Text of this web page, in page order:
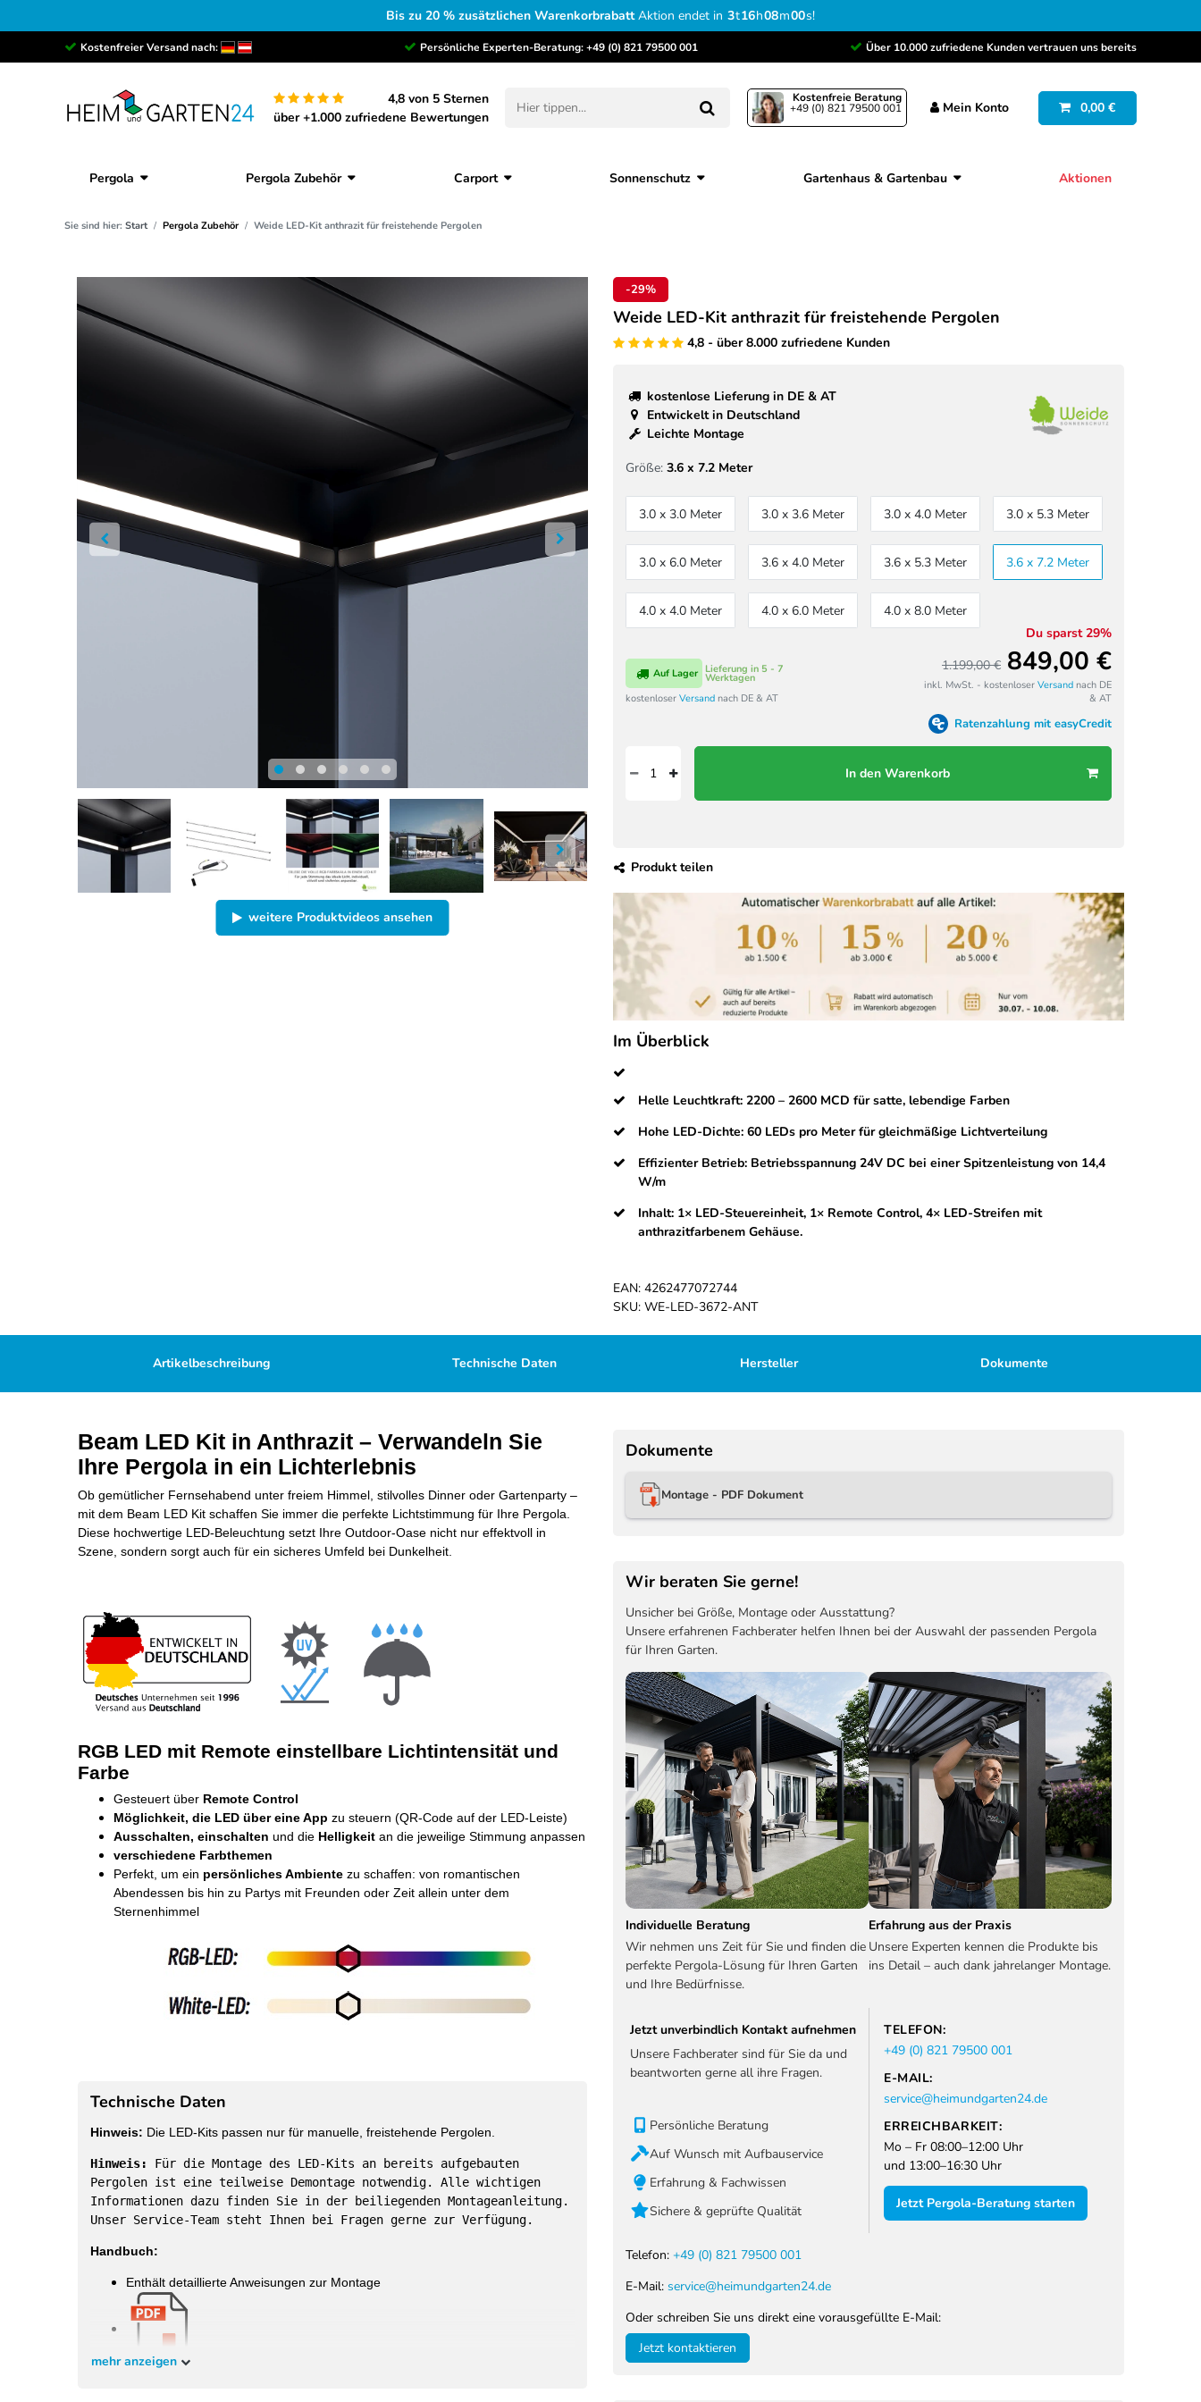
Bis zu 20 % zusätzlichen WarenkorbrabattAktion endet in 3t16h08m00s!
Kostenfreier Versand nach: Persönliche Experten-Beratung:+49 (0) 821 79500 001 Über 10.000 zufriedene Kunden vertrauen uns bereits
4,8 von 5 Sternen
über +1.000 zufriedene Bewertungen
Kostenfreie Beratung
+49 (0) 821 79500 001 Mein Konto 0,00 €
Pergola Pergola Zubehör Carport Sonnenschutz Gartenhaus & Gartenbau Aktionen
Sie sind hier: Start Pergola Zubehör Weide LED-Kit anthrazit für freistehende Pergolen
weitere Produktvideos ansehen
-29%
Weide LED-Kit anthrazit für freistehende Pergolen
4,8 - über 8.000 zufriedene Kunden
kostenlose Lieferung in DE & AT
Entwickelt in Deutschland
Leichte Montage
Größe: 3.6 x 7.2 Meter
3.0 x 3.0 Meter 3.0 x 3.6 Meter 3.0 x 4.0 Meter 3.0 x 5.3 Meter
3.0 x 6.0 Meter 3.6 x 4.0 Meter 3.6 x 5.3 Meter 3.6 x 7.2 Meter
4.0 x 4.0 Meter 4.0 x 6.0 Meter 4.0 x 8.0 Meter
Lieferung in 5 - 7
Werktagen
Auf Lager
kostenloser Versand nach DE & AT
Du sparst 29%
1.199,00 € 849,00 €
inkl. MwSt. - kostenloser Versand nach DE
& AT
Ratenzahlung mit easyCredit
In den Warenkorb
Produkt teilen
Im Überblick
Helle Leuchtkraft: 2200 – 2600 MCD für satte, lebendige Farben
Hohe LED-Dichte: 60 LEDs pro Meter für gleichmäßige Lichtverteilung
Effizienter Betrieb: Betriebsspannung 24V DC bei einer Spitzenleistung von 14,4
W/m
Inhalt: 1× LED-Steuereinheit, 1× Remote Control, 4× LED-Streifen mit
anthrazitfarbenem Gehäuse.
EAN: 4262477072744
SKU: WE-LED-3672-ANT
Artikelbeschreibung Technische Daten Hersteller Dokumente
Beam LED Kit in Anthrazit – Verwandeln Sie
Ihre Pergola in ein Lichterlebnis
Ob gemütlicher Fernsehabend unter freiem Himmel, stilvolles Dinner oder Gartenparty –
mit dem Beam LED Kit schaffen Sie immer die perfekte Lichtstimmung für Ihre Pergola.
Diese hochwertige LED-Beleuchtung setzt Ihre Outdoor-Oase nicht nur effektvoll in
Szene, sondern sorgt auch für ein sicheres Umfeld bei Dunkelheit.
RGB LED mit Remote einstellbare Lichtintensität und
Farbe
Gesteuert über Remote Control
Möglichkeit, die LED über eine App zu steuern (QR-Code auf der LED-Leiste)
Ausschalten, einschalten und die Helligkeit an die jeweilige Stimmung anpassen
verschiedene Farbthemen
Perfekt, um ein persönliches Ambiente zu schaffen: von romantischen
Abendessen bis hin zu Partys mit Freunden oder Zeit allein unter dem
Sternenhimmel
Technische Daten
Hinweis: Die LED-Kits passen nur für manuelle, freistehende Pergolen.
Hinweis:
Für die Montage des LED-Kits an bereits aufgebauten
Pergolen ist eine teilweise Demontage notwendig. Alle wichtigen
Informationen dazu finden Sie in der beiliegenden Montageanleitung.
Unser Service-Team steht Ihnen bei Fragen gerne zur Verfügung.
Handbuch:
Enthält detaillierte Anweisungen zur Montage
mehr anzeigen
Dokumente
Montage - PDF Dokument
Wir beraten Sie gerne!
Unsicher bei Größe, Montage oder Ausstattung?
Unsere erfahrenen Fachberater helfen Ihnen bei der Auswahl der passenden Pergola
für Ihren Garten.
Individuelle Beratung
Wir nehmen uns Zeit für Sie und finden die
perfekte Pergola-Lösung für Ihren Garten
und Ihre Bedürfnisse.
Erfahrung aus der Praxis
Unsere Experten kennen die Produkte bis
ins Detail – auch dank jahrelanger Montage.
Jetzt unverbindlich Kontakt aufnehmen
Unsere Fachberater sind für Sie da und
beantworten gerne all ihre Fragen.
Persönliche Beratung
Auf Wunsch mit Aufbauservice
Erfahrung & Fachwissen
Sichere & geprüfte Qualität
TELEFON:
+49 (0) 821 79500 001
E-MAIL:
service@heimundgarten24.de
ERREICHBARKEIT:
Mo – Fr 08:00–12:00 Uhr
und 13:00–16:30 Uhr
Jetzt Pergola-Beratung starten
Telefon: +49 (0) 821 79500 001
E-Mail: service@heimundgarten24.de
Oder schreiben Sie uns direkt eine vorausgefüllte E-Mail:
Jetzt kontaktieren